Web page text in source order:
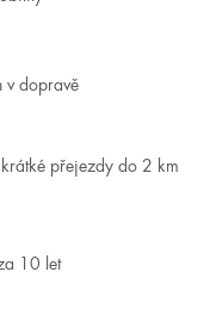
v dopravě
přejezdy do 2 km
10 let